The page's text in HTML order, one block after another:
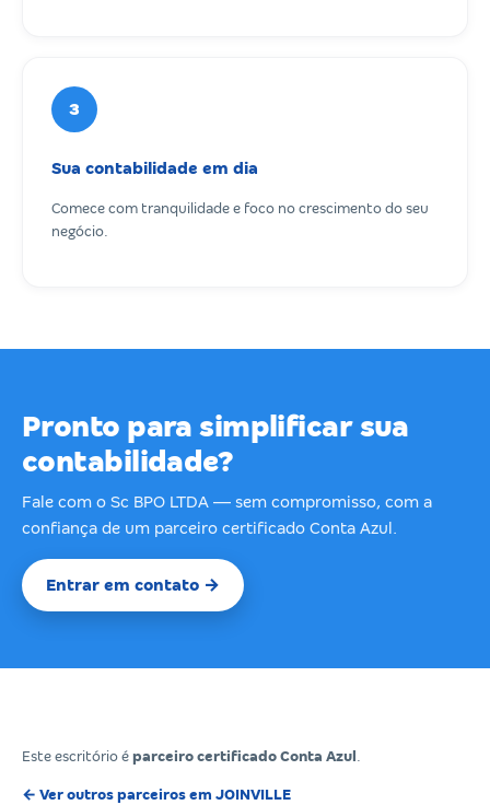
3
Sua contabilidade em dia
Comece com tranquilidade e foco no crescimento do seu
negócio.
Pronto para simplificar sua
contabilidade?
Fale com o Sc BPO LTDA — sem compromisso, com a
confiança de um parceiro certificado Conta Azul.
Entrar em contato →
Este escritório é parceiro certificado Conta Azul
← Ver outros parceiros em JOINVILLE